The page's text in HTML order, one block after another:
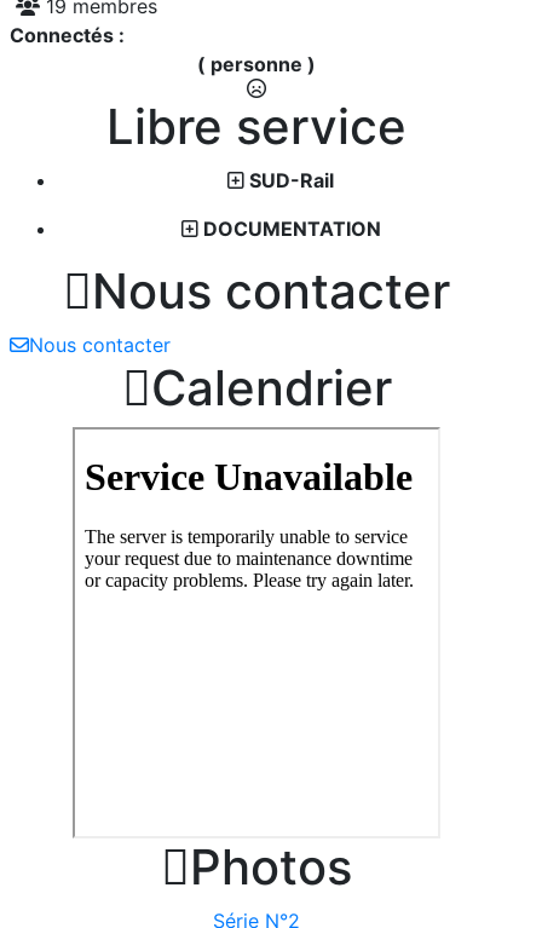
19 membres
Connectés :
( personne )
Libre service
SUD-Rail
DOCUMENTATION
Nous contacter
Nous contacter
Calendrier
Photos
Série N°2